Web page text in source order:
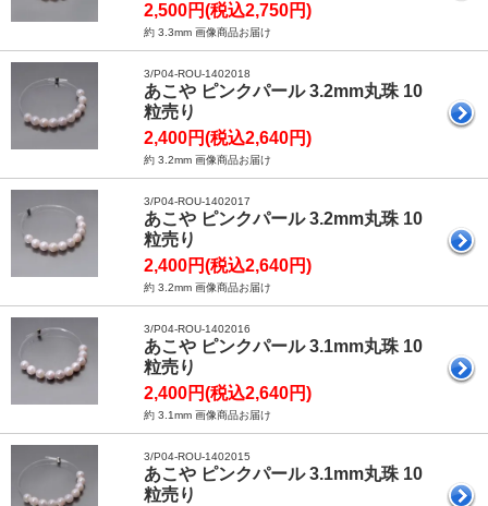
2,500円(税込2,750円)
約 3.3mm 画像商品お届け
3/P04-ROU-1402018
あこや ピンクパール 3.2mm丸珠 10
粒売り
2,400円(税込2,640円)
約 3.2mm 画像商品お届け
3/P04-ROU-1402017
あこや ピンクパール 3.2mm丸珠 10
粒売り
2,400円(税込2,640円)
約 3.2mm 画像商品お届け
3/P04-ROU-1402016
あこや ピンクパール 3.1mm丸珠 10
粒売り
2,400円(税込2,640円)
約 3.1mm 画像商品お届け
3/P04-ROU-1402015
あこや ピンクパール 3.1mm丸珠 10
粒売り